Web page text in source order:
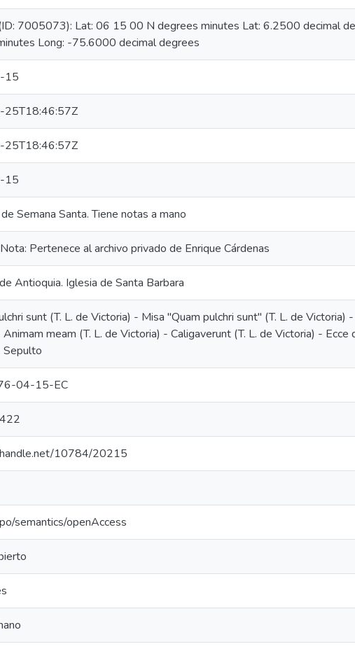
7005073): Lat: 06 15 00 N degrees minutes Lat: 6.2500 decimal
Long: -75.6000 decimal degrees
15
15
Semana Santa. Tiene notas a mano
Pertenece al archivo privado de Enrique Cárdenas
Antioquia. Iglesia de Santa Barbara
sunt (T. L. de Victoria) - Misa "Quam pulchri sunt" (T. L. de Victoria)
meam (T. L. de Victoria) - Caligaverunt (T. L. de Victoria) - Ecce
Sepulto
04-15-EC
10784/20215
semantics/openAccess